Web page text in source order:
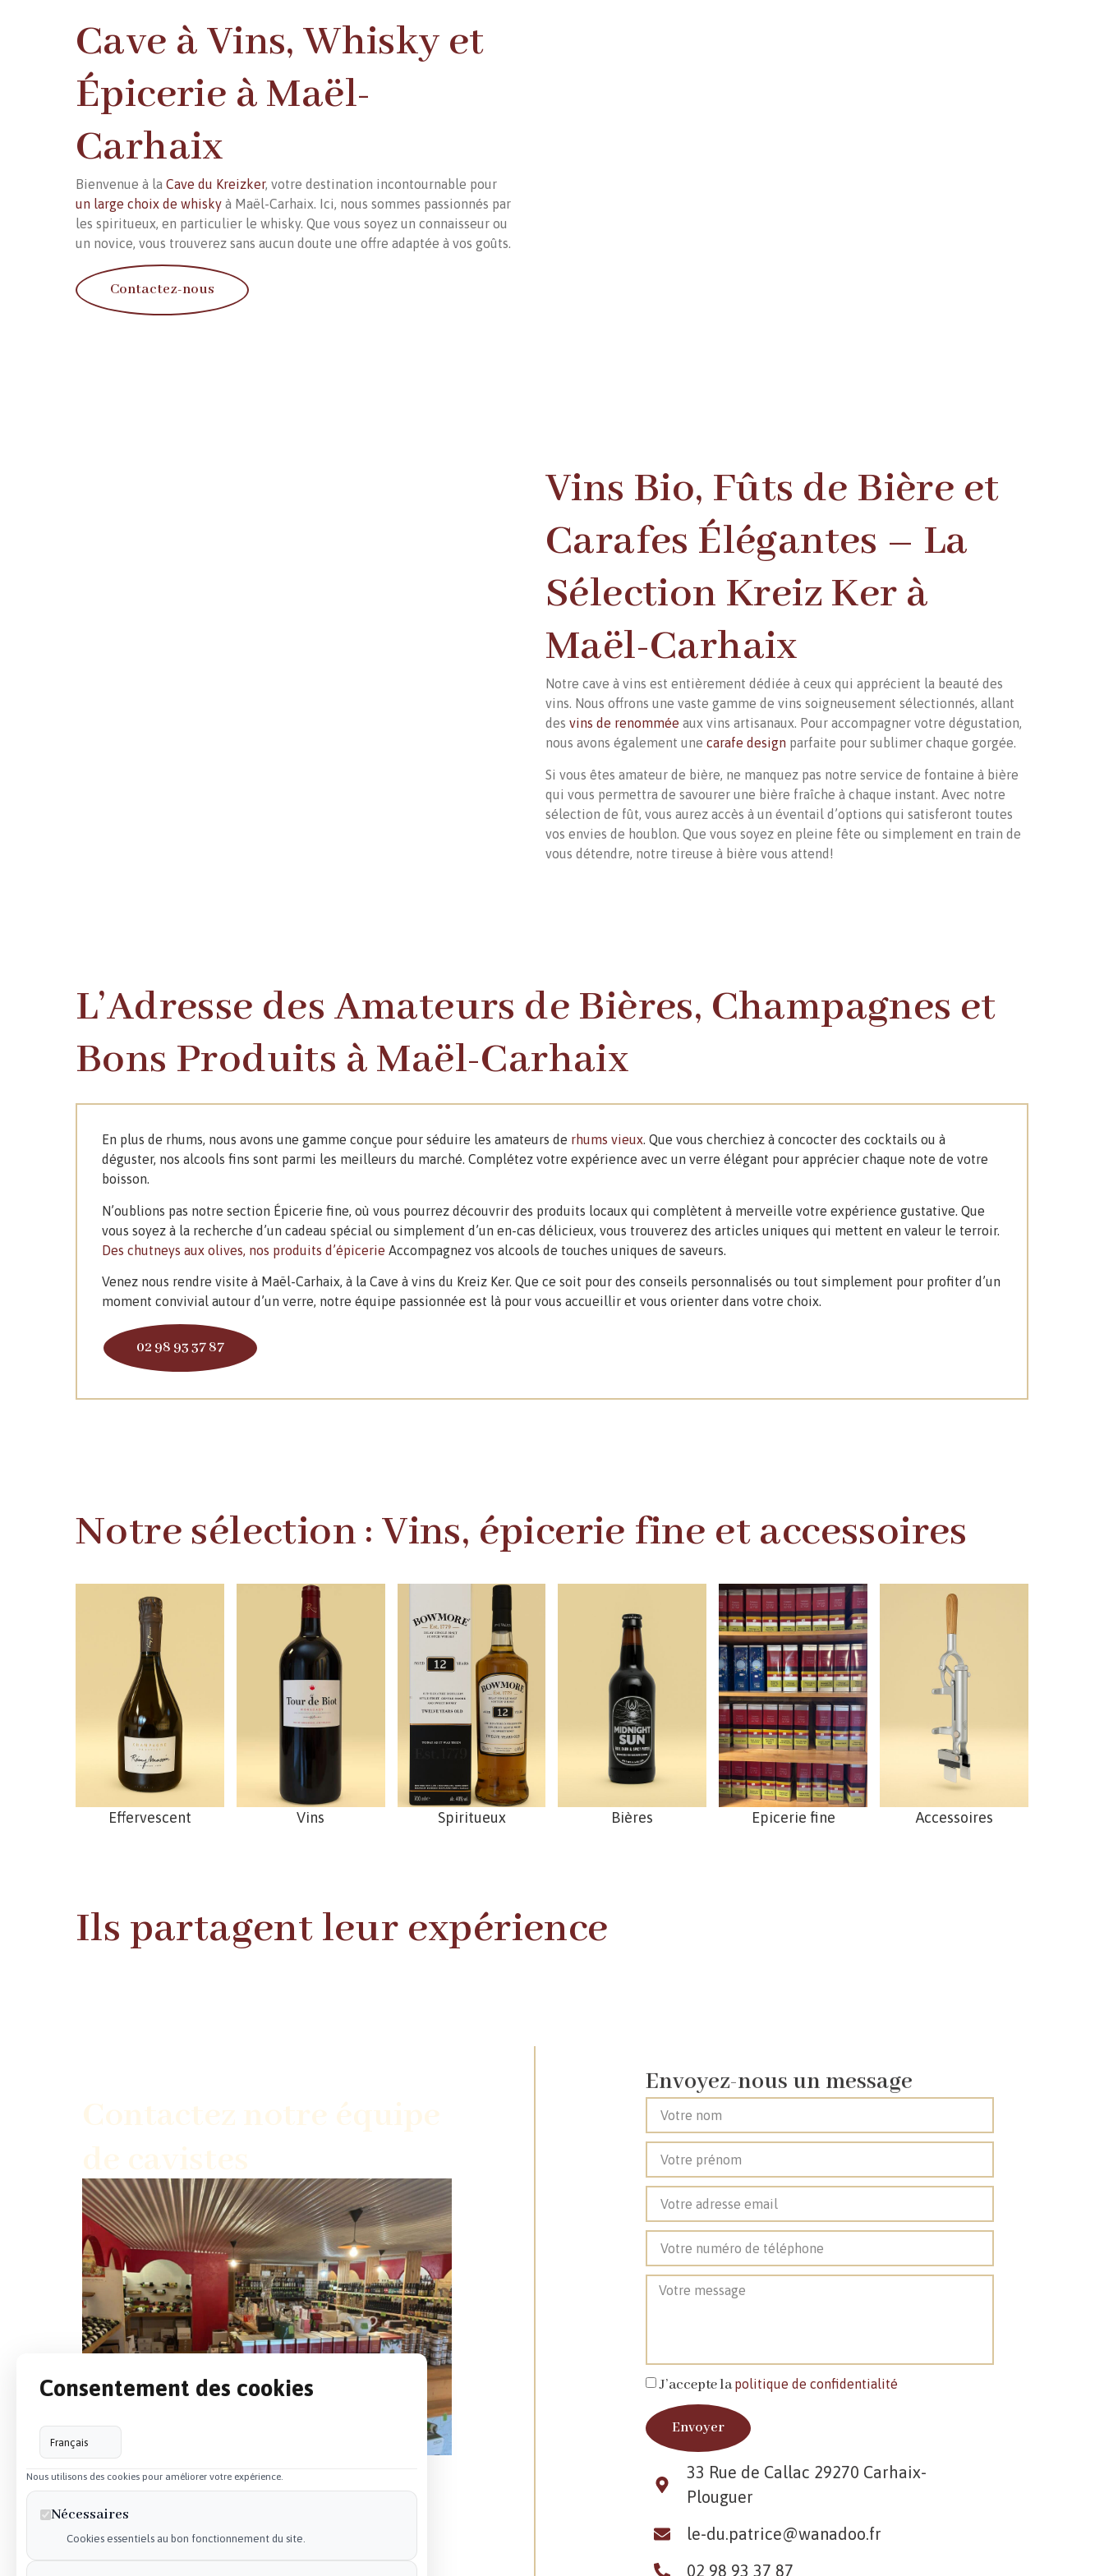
Cave à Vins, Whisky et
Épicerie à Maël-
Carhaix
Bienvenue à la Cave du Kreizker, votre destination incontournable pour
un large choix de whisky à Maël-Carhaix. Ici, nous sommes passionnés par
les spiritueux, en particulier le whisky. Que vous soyez un connaisseur ou
un novice, vous trouverez sans aucun doute une offre adaptée à vos goûts.
Contactez-nous
Vins Bio, Fûts de Bière et
Carafes Élégantes – La
Sélection Kreiz Ker à
Maël-Carhaix
Notre cave à vins est entièrement dédiée à ceux qui apprécient la beauté des
vins. Nous offrons une vaste gamme de vins soigneusement sélectionnés, allant
des vins de renommée aux vins artisanaux. Pour accompagner votre dégustation,
nous avons également une carafe design parfaite pour sublimer chaque gorgée.
Si vous êtes amateur de bière, ne manquez pas notre service de fontaine à bière
qui vous permettra de savourer une bière fraîche à chaque instant. Avec notre
sélection de fût, vous aurez accès à un éventail d’options qui satisferont toutes
vos envies de houblon. Que vous soyez en pleine fête ou simplement en train de
vous détendre, notre tireuse à bière vous attend!
L’Adresse des Amateurs de Bières, Champagnes et
Bons Produits à Maël-Carhaix
En plus de rhums, nous avons une gamme conçue pour séduire les amateurs de rhums vieux. Que vous cherchiez à concocter des cocktails ou à
déguster, nos alcools fins sont parmi les meilleurs du marché. Complétez votre expérience avec un verre élégant pour apprécier chaque note de votre
boisson.
N’oublions pas notre section Épicerie fine, où vous pourrez découvrir des produits locaux qui complètent à merveille votre expérience gustative. Que
vous soyez à la recherche d’un cadeau spécial ou simplement d’un en-cas délicieux, vous trouverez des articles uniques qui mettent en valeur le terroir.
Des chutneys aux olives, nos produits d’épicerie Accompagnez vos alcools de touches uniques de saveurs.
Venez nous rendre visite à Maël-Carhaix, à la Cave à vins du Kreiz Ker. Que ce soit pour des conseils personnalisés ou tout simplement pour profiter d’un
moment convivial autour d’un verre, notre équipe passionnée est là pour vous accueillir et vous orienter dans votre choix.
02 98 93 37 87
Notre sélection : Vins, épicerie fine et accessoires
Effervescent Vins Spiritueux Bières Epicerie fine Accessoires
Ils partagent leur expérience
Contactez notre équipe
de cavistes
vin, nos spiritueux ou sur nos tarifs professionnels ? Contactez
Envoyez-nous un message
J’accepte lapolitique de confidentialité
Envoyer
33 Rue de Callac 29270 Carhaix-
Plouguer
le-du.patrice@wanadoo.fr
02 98 93 37 87
Consentement des cookies
Nous utilisons des cookies pour améliorer votre expérience.
Nécessaires
Cookies essentiels au bon fonctionnement du site.